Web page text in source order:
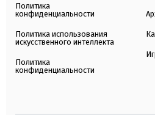
Политика
конфиденциальности
Политика использования
искусственного интеллекта
Политика
конфиденциальности